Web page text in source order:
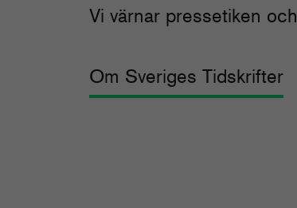
Vi värnar pressetiken
Om Sveriges Tidskrifter